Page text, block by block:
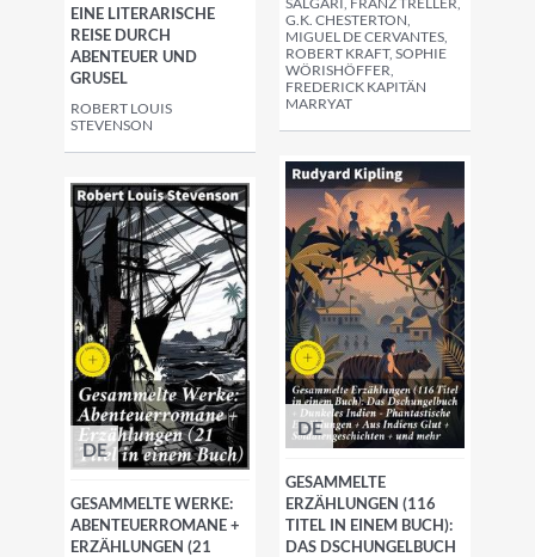
G.K. CHESTERTON,
MIGUEL DE CERVANTES,
ROBERT KRAFT, SOPHIE
WÖRISHÖFFER,
FREDERICK KAPITÄN
MARRYAT
EINE LITERARISCHE
REISE DURCH
ABENTEUER UND
GRUSEL
ROBERT LOUIS
STEVENSON
DE
GESAMMELTE
ERZÄHLUNGEN (116
TITEL IN EINEM BUCH):
DAS DSCHUNGELBUCH
DE
GESAMMELTE WERKE:
ABENTEUERROMANE +
ERZÄHLUNGEN (21